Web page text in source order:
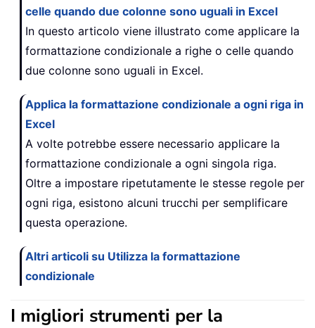
celle quando due colonne sono uguali in Excel
In questo articolo viene illustrato come applicare la
formattazione condizionale a righe o celle quando
due colonne sono uguali in Excel.
Applica la formattazione condizionale a ogni riga in
Excel
A volte potrebbe essere necessario applicare la
formattazione condizionale a ogni singola riga.
Oltre a impostare ripetutamente le stesse regole per
ogni riga, esistono alcuni trucchi per semplificare
questa operazione.
Altri articoli su Utilizza la formattazione
condizionale
I migliori strumenti per la